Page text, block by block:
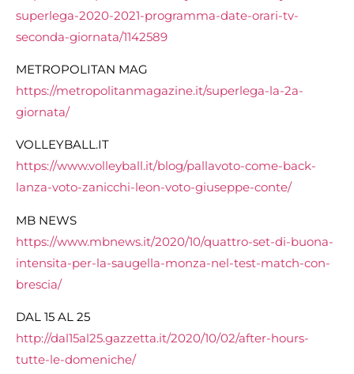
superlega-2020-2021-programma-date-orari-tv-
seconda-giornata/1142589
METROPOLITAN MAG
https://metropolitanmagazine.it/superlega-la-2a-
giornata/
VOLLEYBALL.IT
https://www.volleyball.it/blog/pallavoto-come-back-
lanza-voto-zanicchi-leon-voto-giuseppe-conte/
MB NEWS
https://www.mbnews.it/2020/10/quattro-set-di-buona-
intensita-per-la-saugella-monza-nel-test-match-con-
brescia/
DAL 15 AL 25
http://dal15al25.gazzetta.it/2020/10/02/after-hours-
tutte-le-domeniche/